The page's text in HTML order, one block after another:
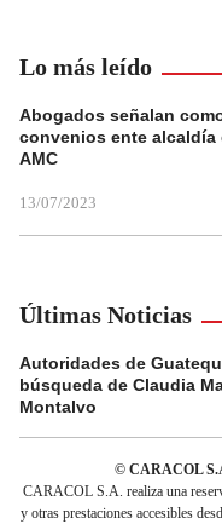
Lo más leído
Abogados señalan
convenios ente alcaldía
AMC
13/07/2023
Últimas Noticias
Autoridades de
búsqueda de Claudia
Montalvo
© CARACOL
CARACOL S.A. realiza una
y otras prestaciones accesibles